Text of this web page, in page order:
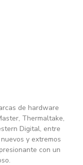
de hardware
Thermaltake,
Digital, entre
y extremos
con un